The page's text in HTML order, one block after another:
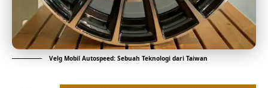
Velg Mobil Autospeed: Sebuah Teknologi dari Taiwan